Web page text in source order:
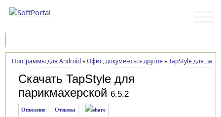
Программы для Android»Офис, документы»другое»TapStyle для
Скачать TapStyle для
парикмахерской 6.5.2
Описание Отзывы